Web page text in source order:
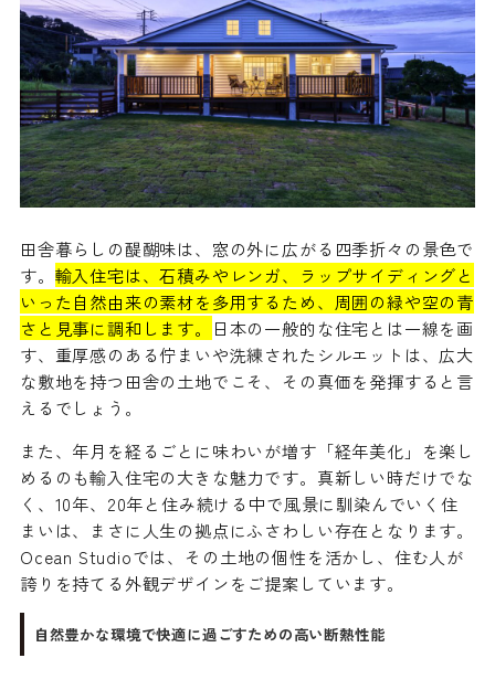
田舎暮らしの醍醐味は、窓の外に広がる四季折々の景色で
す。 輸入住宅は、石積みやレンガ、ラップサイディングと
いった自然由来の素材を多用するため、周囲の緑や空の青
さと見事に調和します。
日本の一般的な住宅とは一線を画
す、重厚感のある佇まいや洗練されたシルエットは、広大
な敷地を持つ田舎の土地でこそ、その真価を発揮すると言
えるでしょう。
また、年月を経るごとに味わいが増す「経年美化」を楽し
めるのも輸入住宅の大きな魅力です。真新しい時だけでな
く、10年、20年と住み続ける中で風景に馴染んでいく住
まいは、まさに人生の拠点にふさわしい存在となります。
Ocean Studioでは、その土地の個性を活かし、住む人が
誇りを持てる外観デザインをご提案しています。
自然豊かな環境で快適に過ごすための高い断熱性能